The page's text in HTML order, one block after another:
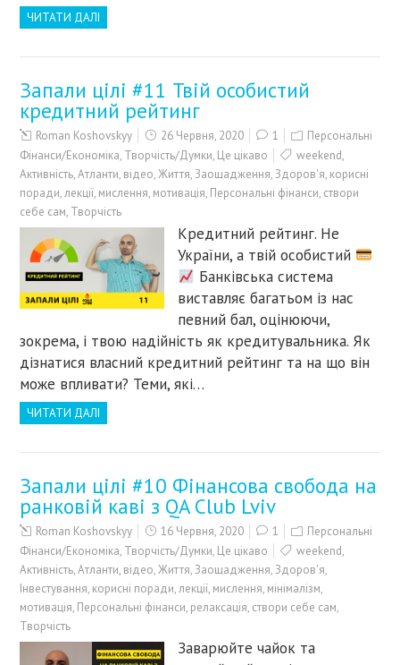
ЧИТАТИ ДАЛІ
Запали цілі #11 Твій особистий
кредитний рейтинг
Roman Koshovskyy 26 Червня, 2020 1
Персональні
Фінанси/Економіка, Творчість/Думки, Це цікаво weekend,
Активність,Атланти, відео,Життя,Заощадження,Здоров'я, корисні
поради,лекції, мислення, мотивація, Персональні фінанси, створи
себе сам, Творчість
Кредитний рейтинг. Не
України, а твій особистий
Банківська система
виставляє багатьом із нас
певний бал, оцінюючи,
зокрема, і твою надійність як кредитувальника. Як
дізнатися власний кредитний рейтинг та на що він
може впливати? Теми, які…
ЧИТАТИ ДАЛІ
Запали цілі #10 Фінансова свобода на
ранковій каві з QA Club Lviv
Roman Koshovskyy 16 Червня, 2020 1
Персональні
Фінанси/Економіка, Творчість/Думки, Це цікаво weekend,
Активність,Атланти, відео,Життя,Заощадження,Здоров'я,
Інвестування, корисні поради,лекції, мислення, мінімалізм,
мотивація, Персональні фінанси, релаксація, створи себе сам,
Творчість
Заварюйте чайок та